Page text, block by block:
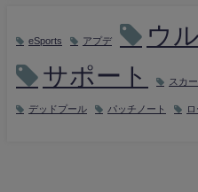
eSports アプデ
ウ
サポート
スカ
デッドプール パッチノート